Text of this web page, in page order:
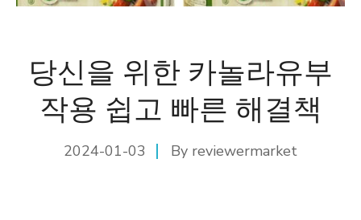
당신을 위한 카놀라유부
작용 쉽고 빠른 해결책
2024-01-03 By reviewermarket